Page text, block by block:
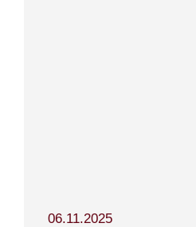
06.11.2025